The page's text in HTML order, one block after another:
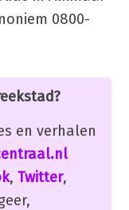
0800-
en verhalen
, Twitter,